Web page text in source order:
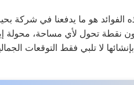
الفوائد هو ما يدفعنا في شركة
نقطة تحول لأي مساحة، محولة
لا تلبي فقط التوقعات